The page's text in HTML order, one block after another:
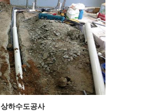
상하수도공사